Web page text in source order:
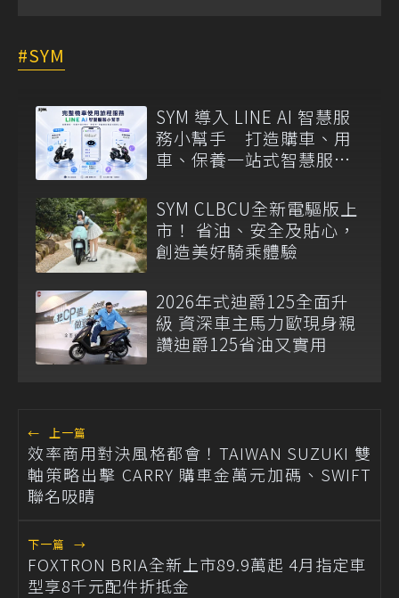
SYM
SYM 導入 LINE AI 智慧服
務小幫手 打造購車、用
車、保養一站式智慧服務
SYM CLBCU全新電驅版上
市！ 省油、安全及貼心，
創造美好騎乘體驗
2026年式迪爵125全面升
級 資深車主馬力歐現身親
讚迪爵125省油又實用
← 上一篇
效率商用對決風格都會！TAIWAN SUZUKI 雙
軸策略出擊 CARRY 購車金萬元加碼、SWIFT
聯名吸睛
下一篇 →
FOXTRON BRIA全新上市89.9萬起 4月指定車
型享8千元配件折抵金